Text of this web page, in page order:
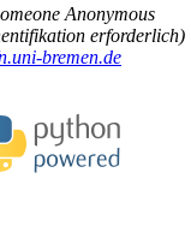
Anonymous
erforderlich)
bremen.de